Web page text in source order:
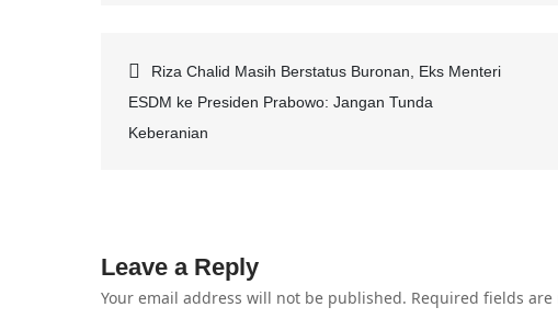
Post
navigation
Riza Chalid Masih Berstatus Buronan, Eks Menteri
ESDM ke Presiden Prabowo: Jangan Tunda
Keberanian
Leave a Reply
Your email address will not be published. Required fields are